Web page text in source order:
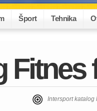
Šport Tehnika
Fitnes
Intersport katalog